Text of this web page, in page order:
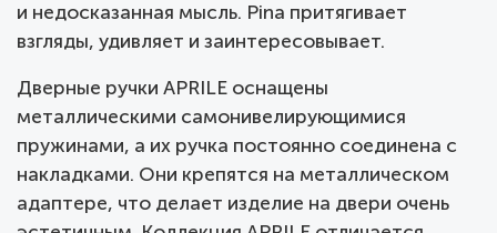
и недосказанная мысль. Pina притягивает
взгляды, удивляет и заинтересовывает.
Дверные ручки APRILE оснащены
металлическими самонивелирующимися
пружинами, а их ручка постоянно соединена с
накладками. Они крепятся на металлическом
адаптере, что делает изделие на двери очень